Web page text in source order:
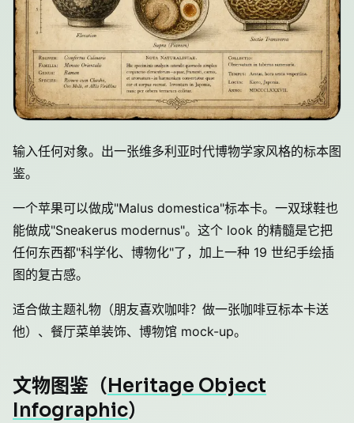
输入任何对象。出一张维多利亚时代博物学家风格的标本图
鉴。
一个苹果可以做成"Malus domestica"标本卡。一双球鞋也
能做成"Sneakerus modernus"。这个 look 的精髓是它把
任何东西都"科学化、博物化"了，加上一种 19 世纪手绘插
图的复古感。
适合做主题礼物（朋友喜欢咖啡？做一张咖啡豆标本卡送
他）、餐厅菜单装饰、博物馆 mock-up。
文物图鉴（Heritage Object
Infographic）